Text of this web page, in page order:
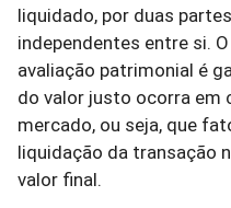
liquidado, por duas
independentes entre si.
avaliação patrimonial é
do valor justo ocorra em
mercado, ou seja, que
liquidação da transação
valor final.